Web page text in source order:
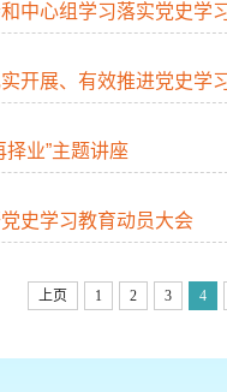
心组学习落实党史学习教
开展、有效推进党史学
择业”主题讲座
史学习教育动员大会
上页 1 2 3 4